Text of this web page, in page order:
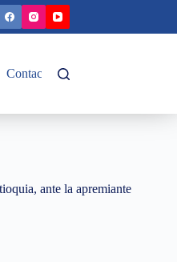
Contacto
ante la apremiante